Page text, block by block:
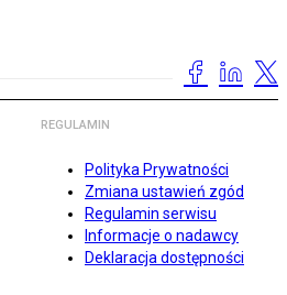
REGULAMIN
Polityka Prywatności
Zmiana ustawień zgód
Regulamin serwisu
Informacje o nadawcy
Deklaracja dostępności